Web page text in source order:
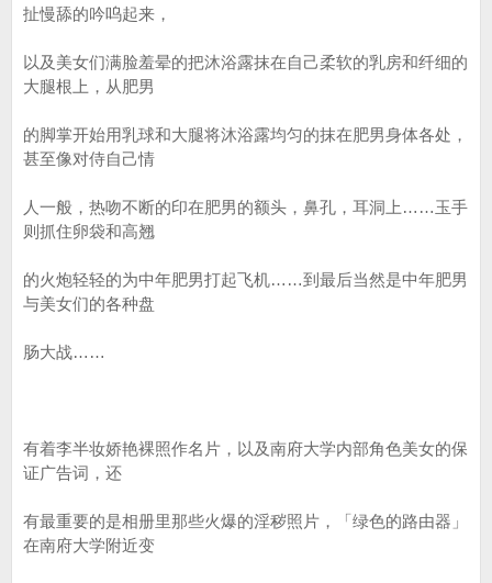
扯慢舔的吟呜起来，
以及美女们满脸羞晕的把沐浴露抹在自己柔软的乳房和纤细的
大腿根上，从肥男
的脚掌开始用乳球和大腿将沐浴露均匀的抹在肥男身体各处，
甚至像对侍自己情
人一般，热吻不断的印在肥男的额头，鼻孔，耳洞上……玉手
则抓住卵袋和高翘
的火炮轻轻的为中年肥男打起飞机……到最后当然是中年肥男
与美女们的各种盘
肠大战……
有着李半妆娇艳裸照作名片，以及南府大学内部角色美女的保
证广告词，还
有最重要的是相册里那些火爆的淫秽照片，「绿色的路由器」
在南府大学附近变